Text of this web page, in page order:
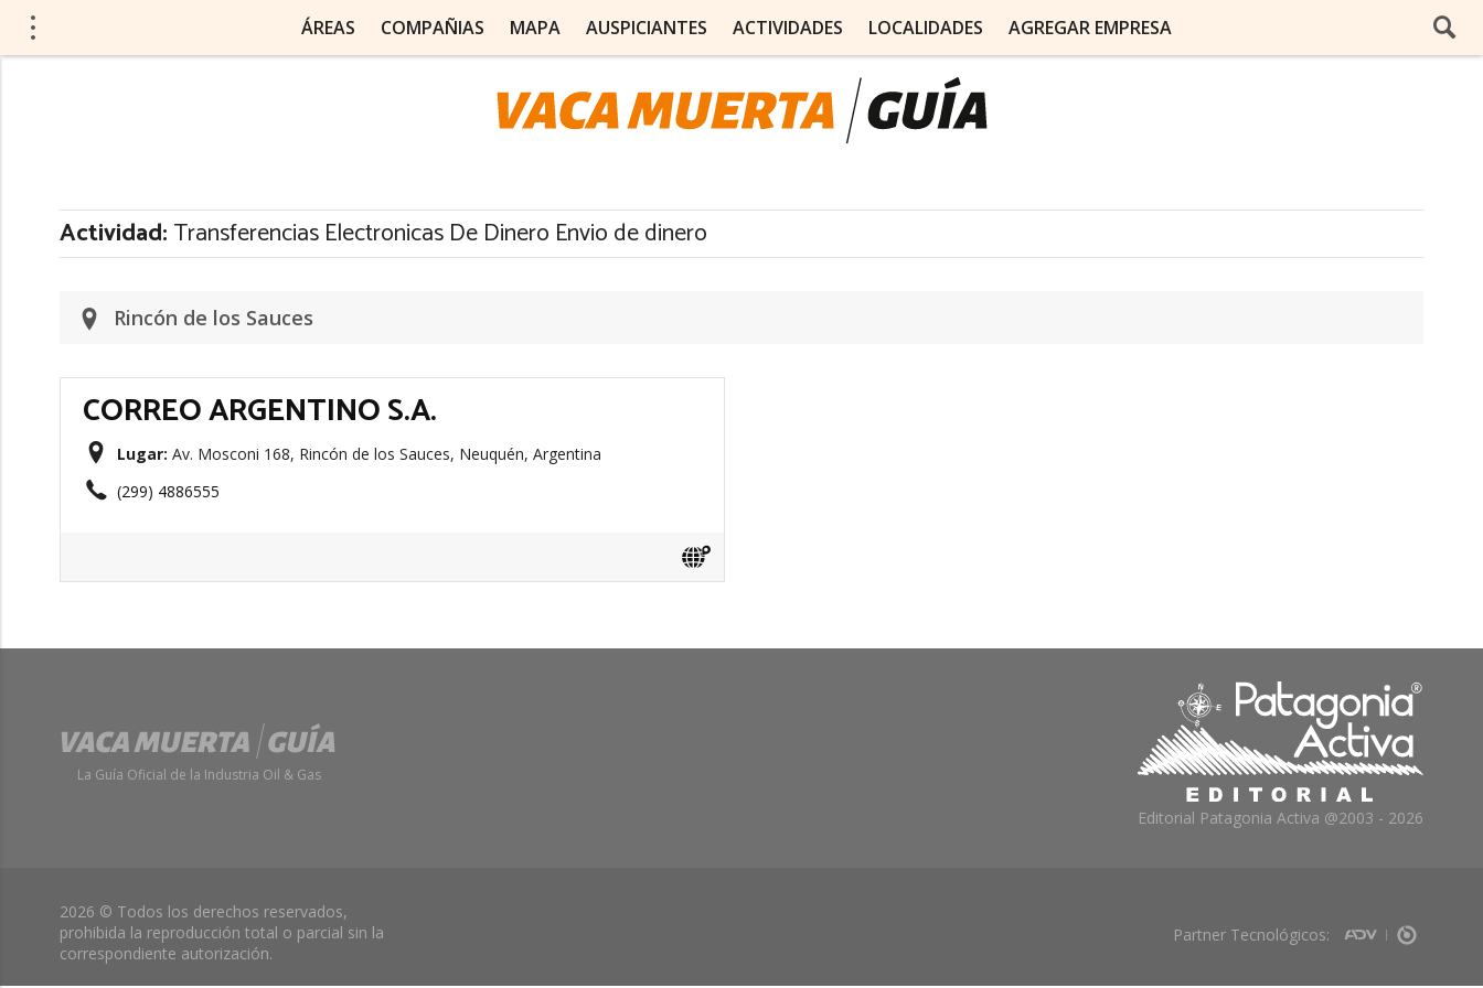
ÁREAS COMPAÑIAS MAPA AUSPICIANTES ACTIVIDADES LOCALIDADES AGREGAR EMPRESA
Actividad:Transferencias Electronicas De Dinero Envio de dinero
Rincón de los Sauces
CORREO ARGENTINO S.A.
Lugar: Av. Mosconi 168, Rincón de los Sauces, Neuquén, Argentina
(299) 4886555
La Guía Oficial de la Industria Oil & Gas
Editorial Patagonia Activa @2003 - 2026
2026 © Todos los derechos reservados,
prohibida la reproducción total o parcial sin la
correspondiente autorización.
Partner Tecnológicos: